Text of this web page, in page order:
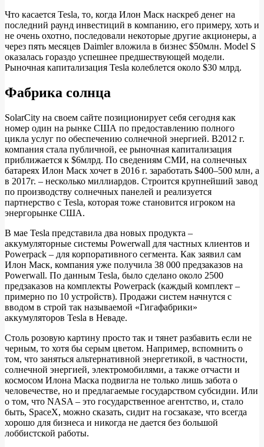
Что касается Tesla, то, когда Илон Маск наскреб денег на
последний раунд инвестиций в компанию, его примеру, хоть и
не очень охотно, последовали некоторые другие акционеры, а
через пять месяцев Daimler вложила в бизнес $50млн. Model S
оказалась гораздо успешнее предшествующей модели.
Рыночная капитализация Tesla колеблется около $30 млрд.
Фабрика солнца
SolarCity на своем сайте позиционирует себя сегодня как
номер один на рынке США по предоставлению полного
цикла услуг по обеспечению солнечной энергией. В2012 г.
компания стала публичной, ее рыночная капитализация
приближается к $6млрд. По сведениям СМИ, на солнечных
батареях Илон Маск хочет в 2016 г. заработать $400–500 млн, а
в 2017г. – несколько миллиардов. Строится крупнейший завод
по производству солнечных панелей и реализуется
партнерство с Tesla, которая тоже становится игроком на
энергорынке США.
В мае Tesla представила два новых продукта –
аккумуляторные системы Powerwall для частных клиентов и
Powerpack – для корпоративного сегмента. Как заявил сам
Илон Маск, компания уже получила 38 000 предзаказов на
Powerwall. По данным Tesla, было сделано около 2500
предзаказов на комплекты Powerpack (каждый комплект –
примерно по 10 устройств). Продажи систем начнутся с
вводом в строй так называемой «Гигафабрики»
аккумуляторов Tesla в Неваде.
Столь розовую картину просто так и тянет разбавить если не
черным, то хотя бы серым цветом. Например, вспомнить о
том, что заняться альтернативной энергетикой, в частности,
солнечной энергией, электромобилями, а также отчасти и
космосом Илона Маска подвигла не только лишь забота о
человечестве, но и предлагаемые государством субсидии. Или
о том, что NASA – это государственное агентство, и, стало
быть, SpaceX, можно сказать, сидит на госзаказе, что всегда
хорошо для бизнеса и никогда не дается без большой
лоббистской работы.